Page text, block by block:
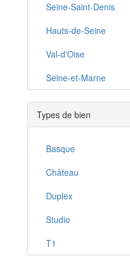
Ivry-sur-Seine
Vincennes
Champigny-sur-Marne
Le Perreux-sur-Marne
Limeil-Brévannes
Thiais
Villeneuve-le-Roi
Fontenay-sous-Bois
L'Haÿ-les-Roses
Villiers-sur-Marne
Alfortville
Seine-Saint-Denis
Hauts-de-Seine
Val-d'Oise
Seine-et-Marne
Types de bien
Basque
Château
Duplex
Studio
T1